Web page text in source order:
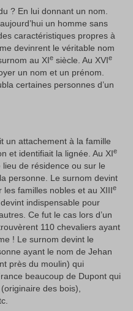
? En lui donnant un nom.
un homme sans
caractéristiques propres à
devinrent le véritable nom
au XIe siècle. Au XVIe
un nom et un prénom.
certaines personnes d’un
un attachement à la famille
et identifiait la lignée. Au XIe
de résidence ou sur le
personne. Le surnom devint
les familles nobles et au XIIIe
indispensable pour
Ce fut le cas lors d’un
110 chevaliers ayant
! Le surnom devint le
ayant le nom de Jehan
près du moulin) qui
beaucoup de Dupont qui
des bois),